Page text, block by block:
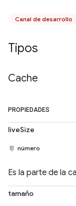
Canal de desarrollo
Tipos
Cache
PROPIEDADES
liveSize
número
Es la parte de la
tamaño